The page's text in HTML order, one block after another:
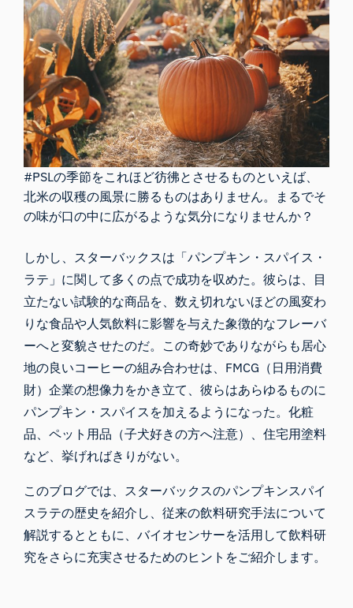
#PSLの季節をこれほど彷彿とさせるものといえば、
北米の収穫の風景に勝るものはありません。まるでそ
の味が口の中に広がるような気分になりませんか？
しかし、スターバックスは「パンプキン・スパイス・
ラテ」に関して多くの点で成功を収めた。彼らは、目
立たない試験的な商品を、数え切れないほどの風変わ
りな食品や人気飲料に影響を与えた象徴的なフレーバ
ーへと変貌させたのだ。この奇妙でありながらも居心
地の良いコーヒーの組み合わせは、FMCG（日用消費
財）企業の想像力をかき立て、彼らはあらゆるものに
パンプキン・スパイスを加えるようになった。化粧
品、ペット用品（子犬好きの方へ注意）、住宅用塗料
など、挙げればきりがない。
このブログでは、 スターバックスのパンプキンスパイ
スラテの歴史 を紹介し、従来の飲料研究手法について
解説するとともに、バイオセンサーを活用して飲料研
究をさらに充実させるためのヒントをご紹介します。